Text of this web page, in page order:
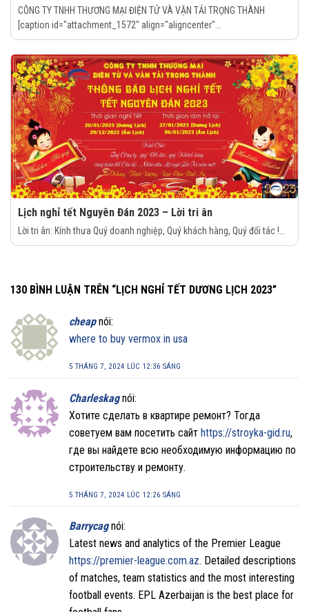
CÔNG TY TNHH THƯƠNG MẠI ĐIỆN TỬ VÀ VẬN TẢI TRỌNG THÀNH
[caption id="attachment_1572" align="aligncenter"...
Lịch nghỉ tết Nguyên Đán 2023 – Lời tri ân
Lời tri ân: Kính thưa Quý doanh nghiệp, Quý khách hàng, Quý đối tác !...
130 BÌNH LUẬN TRÊN “LỊCH NGHỈ TẾT DƯƠNG LỊCH 2023”
cheap nói:
where to buy vermox in usa
5 THÁNG 7, 2024 LÚC 12:36 SÁNG
Charleskag nói:
Хотите сделать в квартире ремонт? Тогда
советуем вам посетить сайт https://stroyka-gid.ru,
где вы найдете всю необходимую информацию по
строительству и ремонту.
5 THÁNG 7, 2024 LÚC 12:26 SÁNG
Barrycag nói:
Latest news and analytics of the Premier League
https://premier-league.com.az. Detailed descriptions
of matches, team statistics and the most interesting
football events. EPL Azerbaijan is the best place for